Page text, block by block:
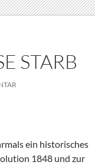
STARB
ein historisches
1848 und zur